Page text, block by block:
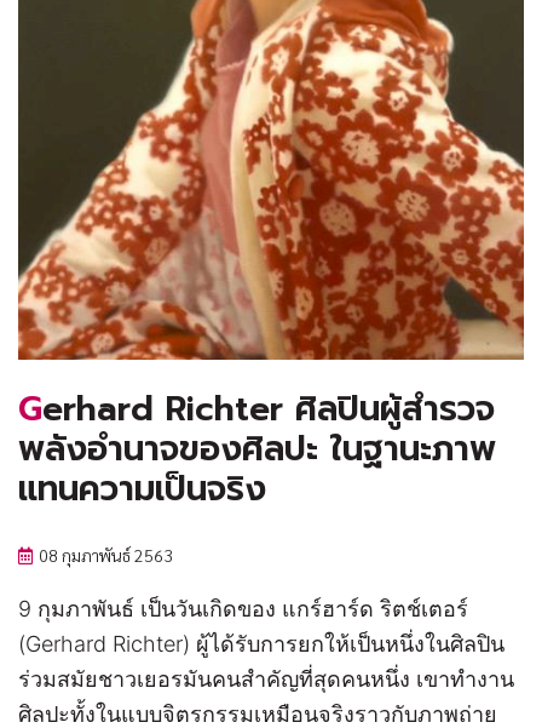
Gerhard Richter ศิลปินผู้สำรวจ
พลังอำนาจของศิลปะ ในฐานะภาพ
แทนความเป็นจริง
08 กุมภาพันธ์ 2563
9 กุมภาพันธ์ เป็นวันเกิดของ แกร์ฮาร์ด ริตช์เตอร์
(Gerhard Richter) ผู้ได้รับการยกให้เป็นหนึ่งในศิลปิน
ร่วมสมัยชาวเยอรมันคนสำคัญที่สุดคนหนึ่ง เขาทำงาน
ศิลปะทั้งในแบบจิตรกรรมเหมือนจริงราวกับภาพถ่าย